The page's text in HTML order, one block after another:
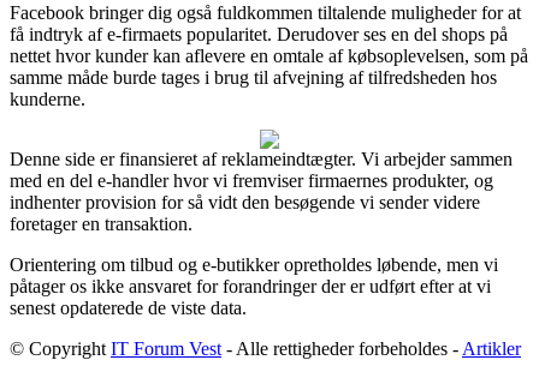
Facebook bringer dig også fuldkommen tiltalende muligheder for at
få indtryk af e-firmaets popularitet. Derudover ses en del shops på
nettet hvor kunder kan aflevere en omtale af købsoplevelsen, som på
samme måde burde tages i brug til afvejning af tilfredsheden hos
kunderne.
Denne side er finansieret af reklameindtægter. Vi arbejder sammen
med en del e-handler hvor vi fremviser firmaernes produkter, og
indhenter provision for så vidt den besøgende vi sender videre
foretager en transaktion.
Orientering om tilbud og e-butikker opretholdes løbende, men vi
påtager os ikke ansvaret for forandringer der er udført efter at vi
senest opdaterede de viste data.
© Copyright IT Forum Vest - Alle rettigheder forbeholdes - Artikler